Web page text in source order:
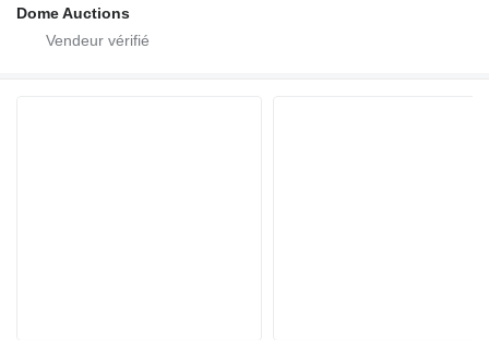
Dome Auctions